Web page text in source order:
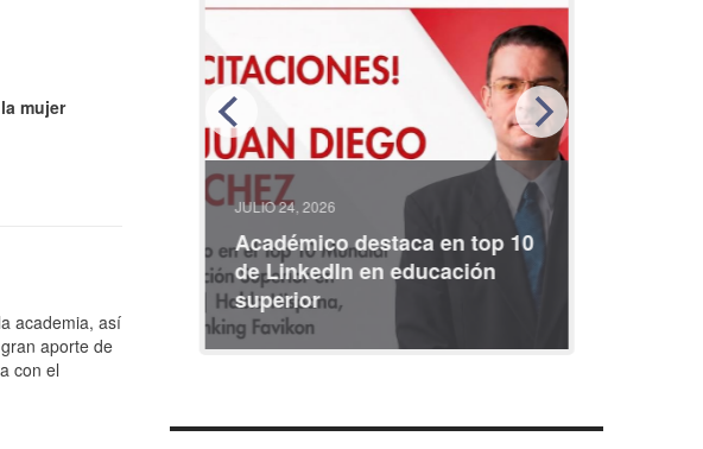
mujer
academia, así
aporte de
con el
JULIO 24, 2026
Académico destaca en top 10
de LinkedIn en educación
superior